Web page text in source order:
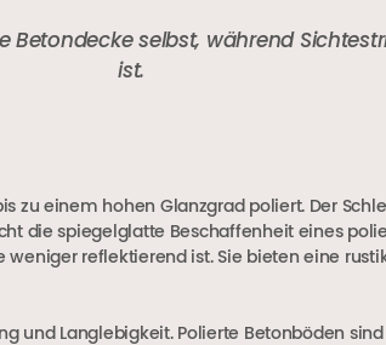
selbst, während
ist.
zu einem hohen Glanzgrad poliert. Der
die spiegelglatte Beschaffenheit eines
reflektierend ist. Sie bieten eine
und Langlebigkeit. Polierte Betonböden